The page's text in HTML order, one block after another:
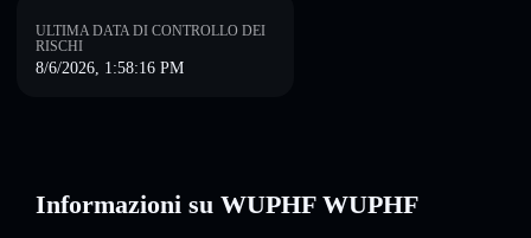
ULTIMA DATA DI CONTROLLO DEI
RISCHI
8/6/2026, 1:58:16 PM
Informazioni su WUPHF WUPHF